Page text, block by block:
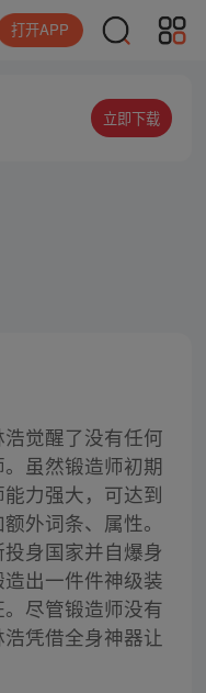
打开APP
立即下载
觉醒了没有任何
虽然锻造师初期
力强大，可达到
外词条、属性。
身国家并自爆身
出一件件神级装
尽管锻造师没有
凭借全身神器让